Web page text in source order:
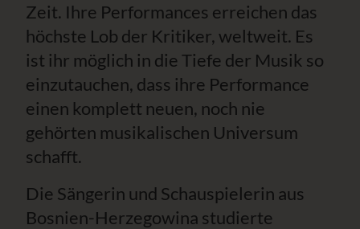
Zeit. Ihre Performances erreichen das
höchste Lob der Kritiker, weltweit. Es
ist ihr möglich in die Tiefe der Musik so
einzutauchen, dass ihre Performance
einen komplett neuen, noch nie
gehörten musikalischen Universum
schafft.
Die Sängerin und Schauspielerin aus
Bosnien-Herzegowina studierte